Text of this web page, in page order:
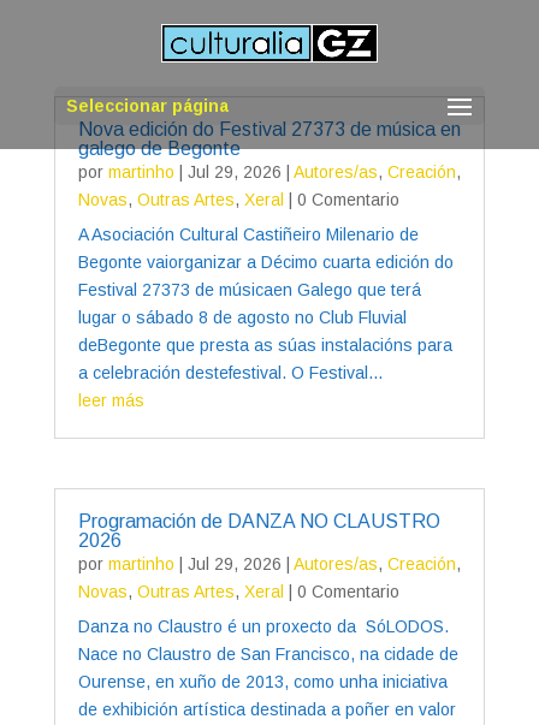
Seleccionar página
Nova edición do Festival 27373 de música en
galego de Begonte
por martinho Jul 29, 2026 Autores/as, Creación,
Novas, Outras Artes, Xeral
| 0 Comentario
A Asociación Cultural Castiñeiro Milenario de
Begonte vaiorganizar a Décimo cuarta edición do
Festival 27373 de músicaen Galego que terá
lugar o sábado 8 de agosto no Club Fluvial
deBegonte que presta as súas instalacións para
a celebración destefestival. O Festival...
leer más
Programación de DANZA NO CLAUSTRO
2026
por martinho Jul 29, 2026 Autores/as, Creación,
Novas, Outras Artes, Xeral
| 0 Comentario
Danza no Claustro é un proxecto da SóLODOS.
Nace no Claustro de San Francisco, na cidade de
Ourense, en xuño de 2013, como unha iniciativa
de exhibición artística destinada a poñer en valor